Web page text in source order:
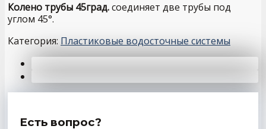
Колено трубы 45град.соединяет две трубы под
углом 45°.
Категория: Пластиковые водосточные системы
Есть вопрос?